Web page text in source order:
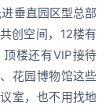
垂直园区型总部
创空间，12楼有
楼还有VIP接待
花园博物馆这些
室，也不用找地